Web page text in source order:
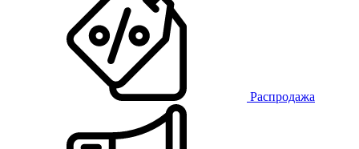
Распродажа